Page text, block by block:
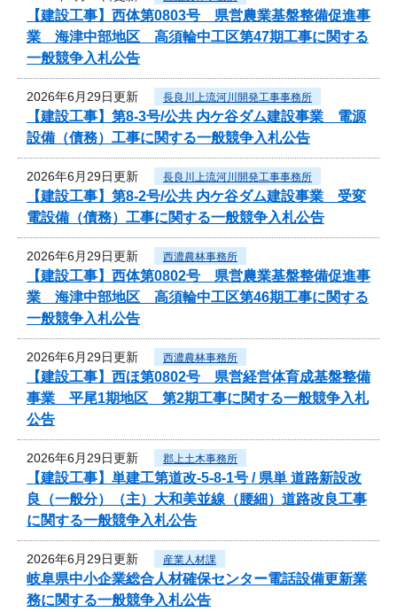
【建設工事】西体第0803号 県営農業基盤整備促進事
業 海津中部地区 高須輪中工区第47期工事に関する
一般競争入札公告
2026年6月29日更新 長良川上流河川開発工事事務所
【建設工事】第8-3号/公共 内ケ谷ダム建設事業 電源
設備（債務）工事に関する一般競争入札公告
2026年6月29日更新 長良川上流河川開発工事事務所
【建設工事】第8-2号/公共 内ケ谷ダム建設事業 受変
電設備（債務）工事に関する一般競争入札公告
2026年6月29日更新 西濃農林事務所
【建設工事】西体第0802号 県営農業基盤整備促進事
業 海津中部地区 高須輪中工区第46期工事に関する
一般競争入札公告
2026年6月29日更新 西濃農林事務所
【建設工事】西ほ第0802号 県営経営体育成基盤整備
事業 平尾1期地区 第2期工事に関する一般競争入札
公告
2026年6月29日更新 郡上土木事務所
【建設工事】単建工第道改-5-8-1号 / 県単 道路新設改
良（一般分）（主）大和美並線（腰細）道路改良工事
に関する一般競争入札公告
2026年6月29日更新 産業人材課
岐阜県中小企業総合人材確保センター電話設備更新業
務に関する一般競争入札公告